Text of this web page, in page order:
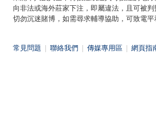
向非法或海外莊家下注，即屬違法，且可被判
切勿沉迷賭博，如需尋求輔導協助，可致電平
常見問題 聯絡我們 傳媒專用區 網頁指